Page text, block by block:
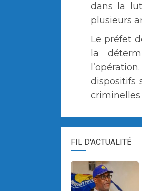
dans la
plusieurs
Le préfet
la
dispositifs
FIL D'ACTUALITÉ